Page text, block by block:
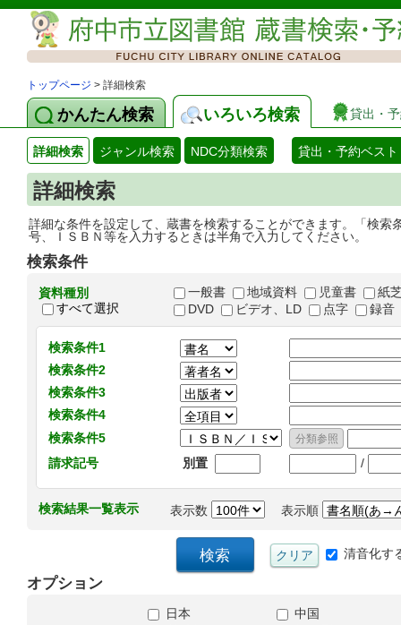
トップページ > 詳細検索
かんたん検索 いろいろ検索 貸出・
詳細検索 ジャンル検索 NDC分類検索 貸出・予約ベスト
詳細検索
詳細な条件を設定して、蔵書を検索することができます。「検
号、ＩＳＢＮ等を入力するときは半角で入力してください。
検索条件
資料種別
すべて選択
一般書 地域資料 児童書
紙
DVD
ビデオ、LD 点字 録音
検索条件1
検索条件2
検索条件3
検索条件4
検索条件5
請求記号
別置 /
検索結果一覧表示 表示数 表示順
清音化す
オプション
日本
中国